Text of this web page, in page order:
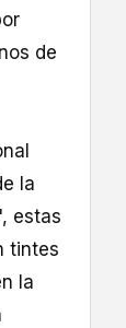
de
la
estas
tintes
la